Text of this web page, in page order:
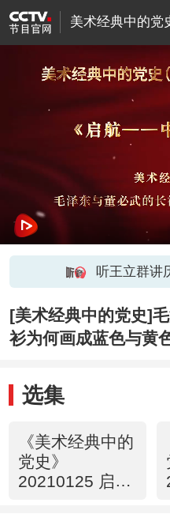
美术经典中的党
听王立群讲
[美术经典中的党史]
衫为何画成蓝色与黄
选集
《美术经典中的
党史》
20210125 启航